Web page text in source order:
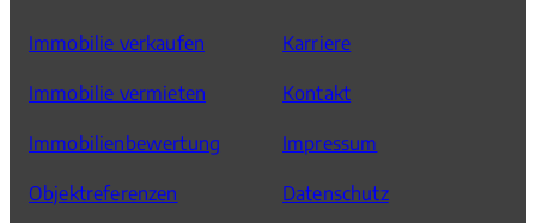
Immobilie verkaufen
Immobilie vermieten
Immobilienbewertung
Objektreferenzen
Karriere
Kontakt
Impressum
Datenschutz